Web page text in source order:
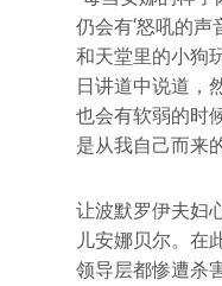
仍会有‘怒吼的声
和天堂里的小狗
日讲道中说道，
也会有软弱的时
是从我自己而来
让波默罗伊夫妇
儿安娜贝尔。在
领导层都惨遭杀害